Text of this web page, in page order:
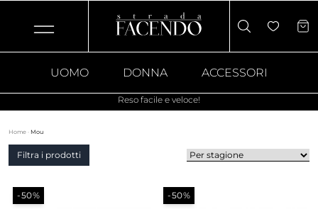
UOMO DONNA ACCESSORI
Reso facile e veloce!
Home · Mou
Filtra i prodotti
-50% -50%